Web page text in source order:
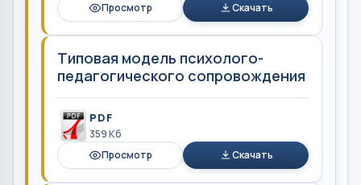
Просмотр Скачать
Типовая модель психолого-
педагогического сопровождения
PDF
359 Кб
Просмотр
Скачать